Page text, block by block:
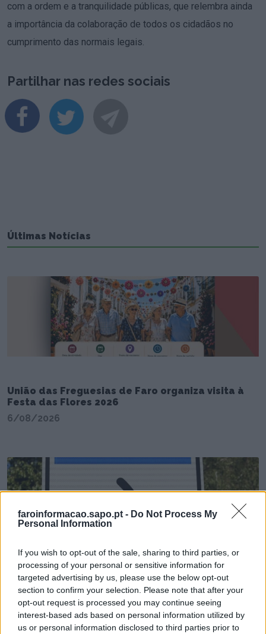
faroinformacao.sapo.pt - Do Not Process My
Personal Information
If you wish to opt-out of the sale, sharing to third parties, or
processing of your personal or sensitive information for
targeted advertising by us, please use the below opt-out
section to confirm your selection. Please note that after your
opt-out request is processed you may continue seeing
interest-based ads based on personal information utilized by
us or personal information disclosed to third parties prior to
com a ordem e a tranquilidade públicas, que relembra ainda
a importância da colaboração de todos os cidadãos no
cumprimento das normais legais.
Partilhar nas redes sociais
Últimas Notícias
União das Freguesias de Faro organiza visita à
Festa das Flores 2026
6/08/2026
Radares de Velocidade | Faro | agosto 2026
5/08/2026